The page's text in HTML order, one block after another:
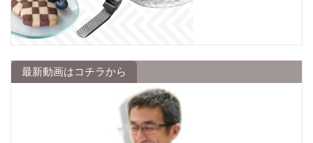
最新動画はコチラから